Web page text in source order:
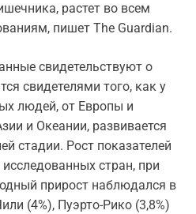
растет во всем
пишет The Guardian.
свидетельствуют о
свидетелями того, как у
людей, от Европы и
и Океании, развивается
стадии. Рост показателей
стран, при
прирост наблюдался в
(4%), Пуэрто-Рико (3,8%)